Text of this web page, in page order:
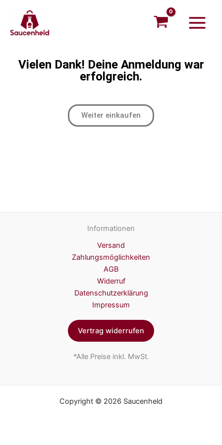
springen
Menu
Vielen Dank! Deine Anmeldung war
erfolgreich.
Weiter einkaufen
Informationen
Versand
Zahlungsmöglichkeiten
AGB
Widerruf
Datenschutzerklärung
Impressum
Vertrag widerrufen
*Alle Preise inkl. MwSt.
Copyright © 2026 Saucenheld